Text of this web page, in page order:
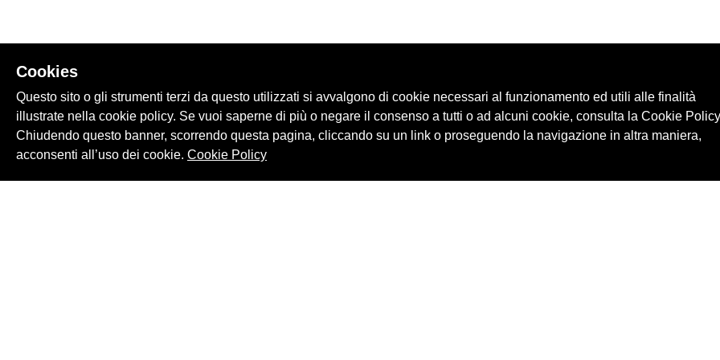
Cookies
Questo sito o gli strumenti terzi da questo utilizzati si avvalgono di cookie necessari al funzionamento ed utili alle finalità
illustrate nella cookie policy. Se vuoi saperne di più o negare il consenso a tutti o ad alcuni cookie, consulta la Cookie
Chiudendo questo banner, scorrendo questa pagina, cliccando su un link o proseguendo la navigazione in altra maniera,
acconsenti all’uso dei cookie. Cookie Policy